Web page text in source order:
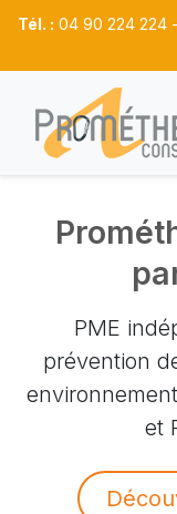
Tél. : 04 90 224 224 -
PME
prévention
et